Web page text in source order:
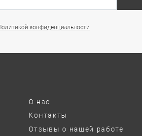
конфиденциальности
О нас
Контакты
Отзывы о нашей работе